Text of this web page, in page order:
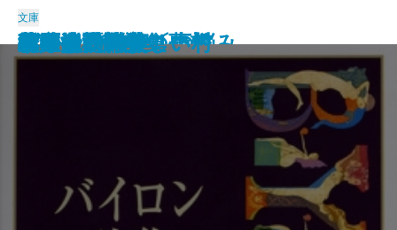
孤独な散歩者の夢想
ゲーテ詩集
脂肪の塊・テリエ館
パルムの僧院〔下〕
巴里の憂鬱
若きウェルテルの悩み
ハイネ詩集
女の一生
パルムの僧院〔上〕
三好達治詩集
文庫
バイロン詩集
春琴抄
風立ちぬ・美しい村
ヴィヨンの妻
北原白秋詩集
萩原朔太郎詩集
ヘッセ詩集
春の嵐
椿姫
春